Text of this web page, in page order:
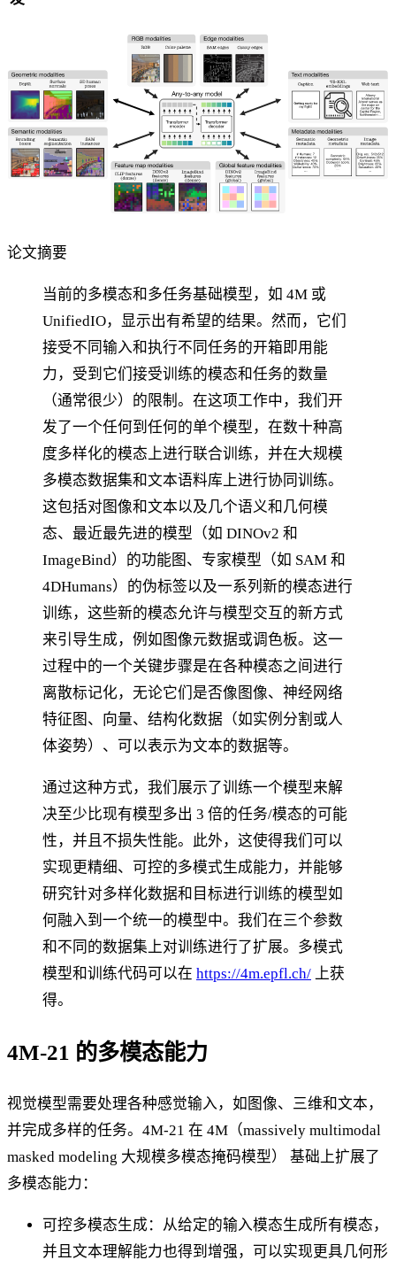
论文摘要
当前的多模态和多任务基础模型，如 4M 或
UnifiedIO，显示出有希望的结果。然而，它们
接受不同输入和执行不同任务的开箱即用能
力，受到它们接受训练的模态和任务的数量
（通常很少）的限制。在这项工作中，我们开
发了一个任何到任何的单个模型，在数十种高
度多样化的模态上进行联合训练，并在大规模
多模态数据集和文本语料库上进行协同训练。
这包括对图像和文本以及几个语义和几何模
态、最近最先进的模型（如 DINOv2 和
ImageBind）的功能图、专家模型（如 SAM 和
4DHumans）的伪标签以及一系列新的模态进行
训练，这些新的模态允许与模型交互的新方式
来引导生成，例如图像元数据或调色板。这一
过程中的一个关键步骤是在各种模态之间进行
离散标记化，无论它们是否像图像、神经网络
特征图、向量、结构化数据（如实例分割或人
体姿势）、可以表示为文本的数据等。
通过这种方式，我们展示了训练一个模型来解
决至少比现有模型多出 3 倍的任务/模态的可能
性，并且不损失性能。此外，这使得我们可以
实现更精细、可控的多模式生成能力，并能够
研究针对多样化数据和目标进行训练的模型如
何融入到一个统一的模型中。我们在三个参数
和不同的数据集上对训练进行了扩展。多模式
模型和训练代码可以在 https://4m.epfl.ch/ 上获
得。
4M-21 的多模态能力
视觉模型需要处理各种感觉输入，如图像、三维和文本，
并完成多样的任务。4M-21 在 4M（massively multimodal
masked modeling 大规模多模态掩码模型） 基础上扩展了
多模态能力：
可控多模态生成：从给定的输入模态生成所有模态，
并且文本理解能力也得到增强，可以实现更具几何形